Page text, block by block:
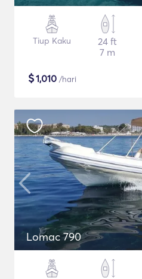
Tiup Kaku
24 ft
7 m
$1,010 /hari
Lomac 790